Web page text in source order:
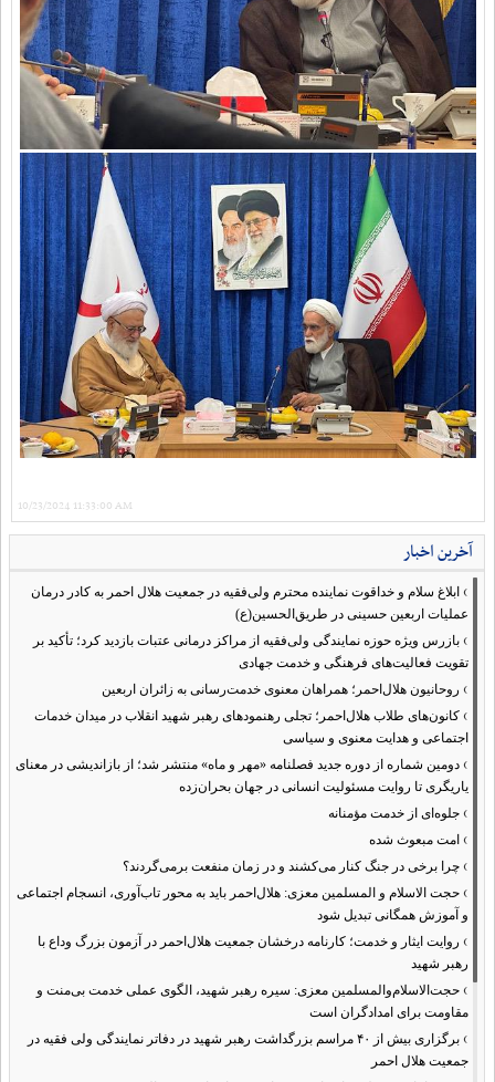
10/23/2024 11:33:00 AM
آخرین اخبار
› ابلاغ سلام و خداقوت نماینده محترم ولی‌فقیه در جمعیت هلال احمر به کادر درمان
عملیات اربعین حسینی در طریق‌الحسین(ع)
› بازرس ویژه حوزه نمایندگی ولی‌فقیه از مراکز درمانی عتبات بازدید کرد؛ تأکید بر
تقویت فعالیت‌های فرهنگی و خدمت جهادی
› روحانیون هلال‌احمر؛ همراهان معنوی خدمت‌رسانی به زائران اربعین
› کانون‌های طلاب هلال‌احمر؛ تجلی رهنمودهای رهبر شهید انقلاب در میدان خدمات
اجتماعی و هدایت معنوی و سیاسی
› دومین شماره از دوره جدید فصلنامه «مهر و ماه» منتشر شد؛ از بازاندیشی در معنای
یاریگری تا روایت مسئولیت انسانی در جهان بحران‌زده
› جلوه‌ای از خدمت مؤمنانه
› امت مبعوث شده
› چرا برخی در جنگ کنار می‌کشند و در زمان منفعت برمی‌گردند؟
› حجت الاسلام و المسلمین معزی: هلال‌احمر باید به محور تاب‌آوری، انسجام اجتماعی
و آموزش همگانی تبدیل شود
› روایت ایثار و خدمت؛ کارنامه درخشان جمعیت هلال‌احمر در آزمون بزرگ وداع با
رهبر شهید
› حجت‌الاسلام‌والمسلمین معزی: سیره رهبر شهید، الگوی عملی خدمت بی‌منت و
مقاومت برای امدادگران است
›
برگزاری بیش از ۴۰ مراسم بزرگداشت رهبر شهید در دفاتر نمایندگی ولی فقیه در
جمعیت هلال احمر